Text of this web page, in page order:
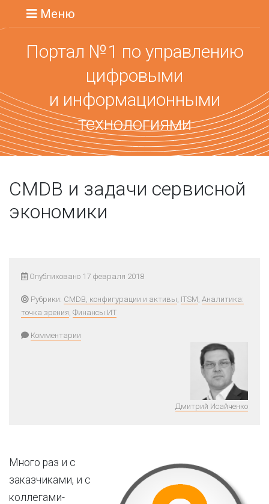
Меню
Портал №1 по управлению
цифровыми
и информационными
технологиями
CMDB и задачи сервисной
экономики
Опубликовано 17 февраля 2018
Рубрики: CMDB, конфигурации и активы, ITSM, Аналитика:
точка зрения, Финансы ИТ
Комментарии
Дмитрий Исайченко
Много раз и с
заказчиками, и с
коллегами-